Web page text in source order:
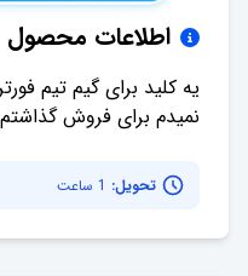
اطلاعات محصول
نمیدم برای فروش گذاشتم
تحویل: 1 ساعت